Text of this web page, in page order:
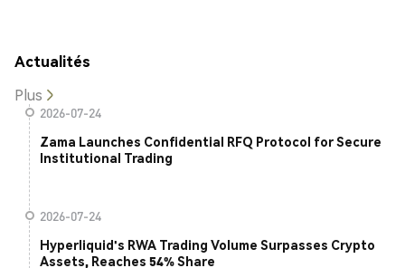
Actualités
Plus
2026-07-24
Zama Launches Confidential RFQ Protocol for Secure
Institutional Trading
2026-07-24
Hyperliquid's RWA Trading Volume Surpasses Crypto
Assets, Reaches 54% Share